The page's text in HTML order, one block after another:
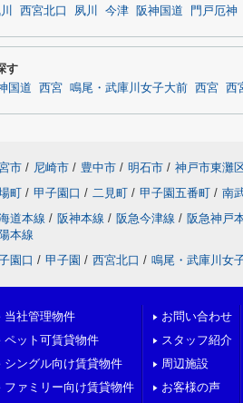
西宮北口 夙川 今津 阪神国道 門戸厄神
す
国道 西宮 鳴尾・武庫川女子大前 西宮 西
市 / 尼崎市 / 豊中市 / 明石市 / 神戸市東灘
町 / 甲子園口 / 二見町 / 甲子園五番町 / 南
道本線 / 阪神本線 / 阪急今津線 / 阪急神戸
本線
園口 / 甲子園 / 西宮北口 / 鳴尾・武庫川女
当社管理物件
ペット可賃貸物件
シングル向け賃貸物件
ファミリー向け賃貸物件
お問い合わせ
スタッフ紹介
周辺施設
お客様の声